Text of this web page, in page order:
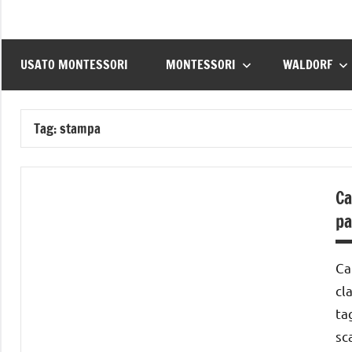
USATO MONTESSORI MONTESSORI WALDORF
Tag:stampa